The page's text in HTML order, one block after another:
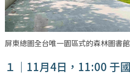
屏東總圖全台唯一園區式的森林圖書
１｜11月4日，11:00 于